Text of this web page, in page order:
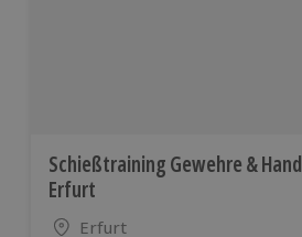
Schießtraining Gewehre &
Erfurt
Standort
Erfurt